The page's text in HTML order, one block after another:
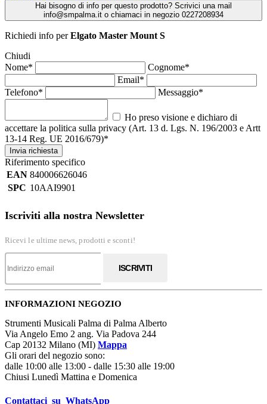
Hai bisogno di info per questo prodotto? Scrivici una mail
info@smpalma.it o chiamaci in negozio 0227208934
Richiedi info perElgato Master Mount S
Chiudi
Nome*
Cognome*
Email*
Telefono*
Messaggio*
Ho preso visione e dichiaro di
accettare la politica sulla privacy (Art. 13 d. Lgs. N. 196/2003 e Artt
13-14 Reg. UE 2016/679)*
Invia richiesta
Riferimento specifico
EAN 840006626046
SPC 10AAI9901
Iscriviti alla nostra Newsletter
Ricevi le ultime news, prodotti e sconti!
ISCRIVITI
INFORMAZIONI NEGOZIO
Strumenti Musicali Palma di Palma Alberto
Via Angelo Emo 2 ang. Via Padova 244
Cap 20132 Milano (MI) Mappa
Gli orari del negozio sono:
dalle 10:00 alle 13:00 - dalle 15:30 alle 19:00
Chiusi Lunedì Mattina e Domenica
Contattaci su WhatsApp